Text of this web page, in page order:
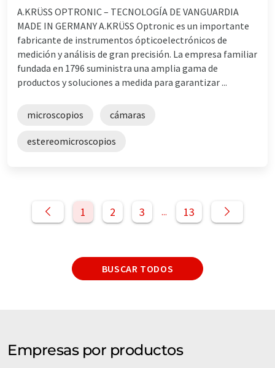
A.KRÜSS OPTRONIC – TECNOLOGÍA DE VANGUARDIA
MADE IN GERMANY A.KRÜSS Optronic es un importante
fabricante de instrumentos ópticoelectrónicos de
medición y análisis de gran precisión. La empresa familiar
fundada en 1796 suministra una amplia gama de
productos y soluciones a medida para garantizar ...
microscopios cámaras
estereomicroscopios
1 2 3 ... 13
BUSCAR TODOS
Empresas por productos